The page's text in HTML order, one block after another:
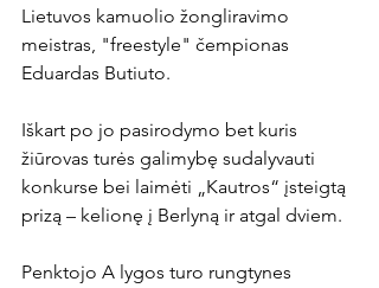
Lietuvos kamuolio žongliravimo
meistras, "freestyle" čempionas
Eduardas Butiuto.
Iškart po jo pasirodymo bet kuris
žiūrovas turės galimybę sudalyvauti
konkurse bei laimėti „Kautros“ įsteigtą
prizą – kelionę į Berlyną ir atgal dviem.
Penktojo A lygos turo rungtynes